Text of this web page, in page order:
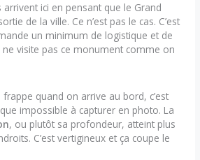
ici en pensant que le Grand
de la ville. Ce n’est pas le cas. C’est
un minimum de logistique et de
ne visite pas ce monument comme on
quand on arrive au bord, c’est
impossible à capturer en photo. La
, ou plutôt sa profondeur, atteint plus
C’est vertigineux et ça coupe le